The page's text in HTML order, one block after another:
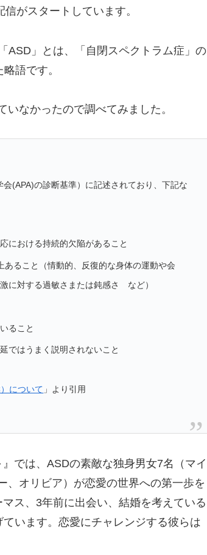
がスタートしています。
ASD」とは、「自閉スペクトラム症」の
語です。
いなかったので調べてみました。
(APA)の診断基準）に記述されており、下記な
における持続的欠陥があること
ること（情動的、反復的な身体の運動や会
に対する過敏さまたは鈍感さ など）
ること
ではうまく説明されないこと
について 」より引用
では、ASDの素敵な独身男女7名（マイ
、オリビア）が恋愛の世界への第一歩を
ス、3年前に出会い、結婚を考えている
います。恋愛にチャレンジする彼らは